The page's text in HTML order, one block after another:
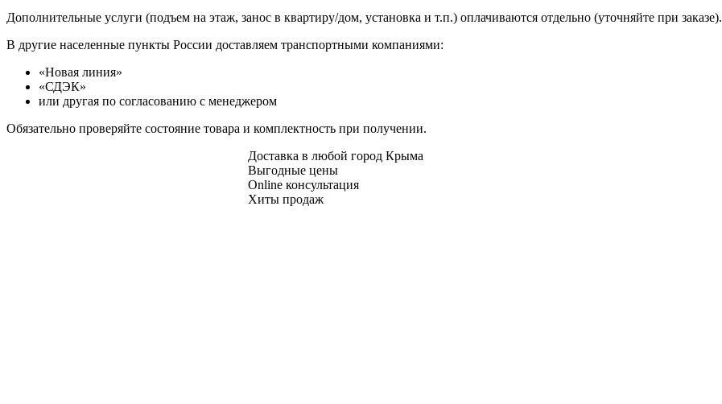
Дополнительные услуги (подъем на этаж, занос в квартиру/дом, установка и т.п.) оплачиваются отдельно (уточняйте при заказе).
В другие населенные пункты России доставляем транспортными компаниями:
«Новая линия»
«СДЭК»
или другая по согласованию с менеджером
Обязательно проверяйте состояние товара и комплектность при получении.
Доставка в любой город Крыма
Выгодные цены
Online консультация
Хиты продаж